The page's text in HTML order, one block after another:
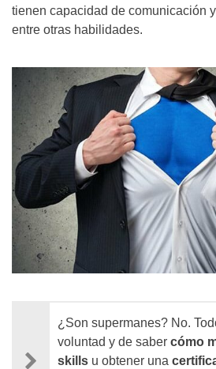
tienen capacidad de comunicación
entre otras habilidades.
¿Son supermanes? No.
voluntad y de saber cómo
skills u obtener una